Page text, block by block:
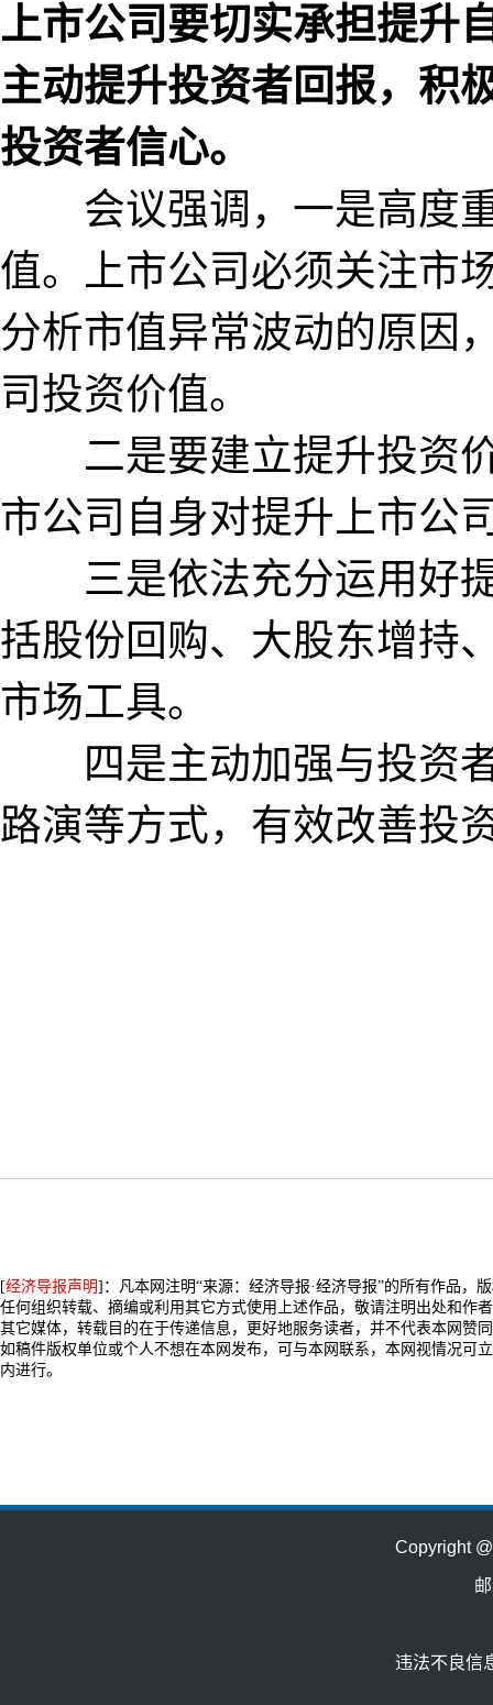
上市公司要切实承担提升
主动提升投资者回报，积
投资者信心。
会议强调，一是高度重
值。上市公司必须关注市
分析市值异常波动的原因
司投资价值。
二是要建立提升投资价
市公司自身对提升上市公
三是依法充分运用好提
括股份回购、大股东增持
市场工具。
四是主动加强与投资者
路演等方式，有效改善投
[经济导报声明]：凡本网注明“来源：经济导报·经济导报”的所有作品，
任何组织转载、摘编或利用其它方式使用上述作品，敬请注明出处和作
其它媒体，转载目的在于传递信息，更好地服务读者，并不代表本网赞
如稿件版权单位或个人不想在本网发布，可与本网联系，本网视情况可
内进行。
Copyright
违法不良信